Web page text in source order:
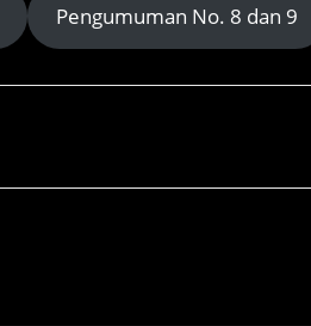
Pengumuman No. 8 dan 9